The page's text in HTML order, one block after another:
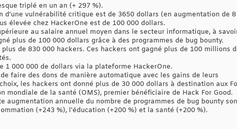
triplé en un an (+ 297 %).
d’une vulnérabilité critique est de 3650 dollars (en augmentation de 8
élevée chez HackerOne est de 100 000 dollars.
au salaire annuel moyen dans le secteur informatique, à
plus de 100 000 dollars grâce à des programmes de bug bounty.
de 830 000 hackers. Ces hackers ont gagné plus de 100 millions
1 000 000 de dollars via la plateforme HackerOne.
faire des dons de manière automatique avec les gains de leurs
les hackers ont donné plus de 30 000 dollars à destination aux
mondiale de la santé (OMS), premier bénéficiaire de Hack For Good.
augmentation annuelle du nombre de programmes de bug bounty
(+243 %), l'éducation (+200 %) et la santé (+200 %).